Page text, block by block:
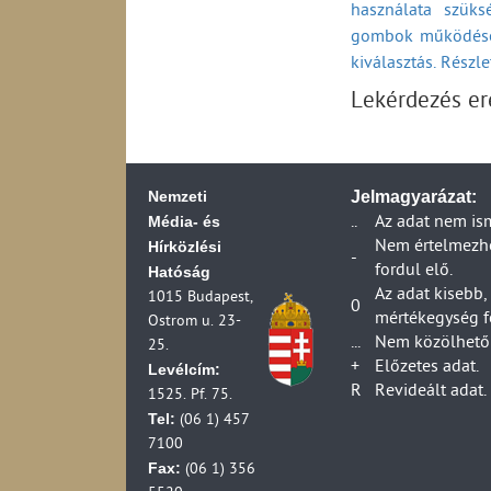
Küldemények
Ügyfélszolgálati
Egyetemes
ideje belföldi
Egyetemes
ideje belföldi
Panaszok,
2024)
Panaszok,
2024)
Panaszok és
(2013-2024)
2006)
Fiókposták
Postahelyek
(1990-2006)
A postai
A postai
HIF ellenőrzési
A postai
szolgáltató
A postai
A száz lakosra
(1990-2006)
A száz lakosra
(1990-2006)
A száz lakosra
2006)
Bács-Kiskun
Békés
Csongrád
használata
gombok
kiválasztás.
Lekérdezés
Nemzeti
Média- és
Hírközlési
Hatóság
1015 Budapest,
Ostrom u. 23-
25.
Levélcím:
1525. Pf. 75.
Tel: (06 1) 457
7100
Fax: (06 1) 356
Jelmagyarázat:
..
Az adat nem
-
Nem
fordul elő.
0
Az adat
mértékegység
...
Nem
+
Előzetes adat.
R
Revideált adat.